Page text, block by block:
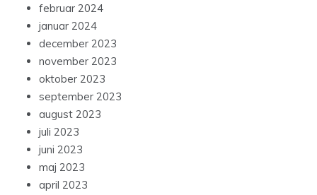
februar 2024
januar 2024
december 2023
november 2023
oktober 2023
september 2023
august 2023
juli 2023
juni 2023
maj 2023
april 2023